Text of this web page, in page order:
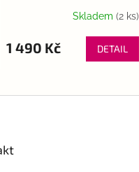
produktu
5
Skladem(2 ks)
1 490 Kč DETAIL